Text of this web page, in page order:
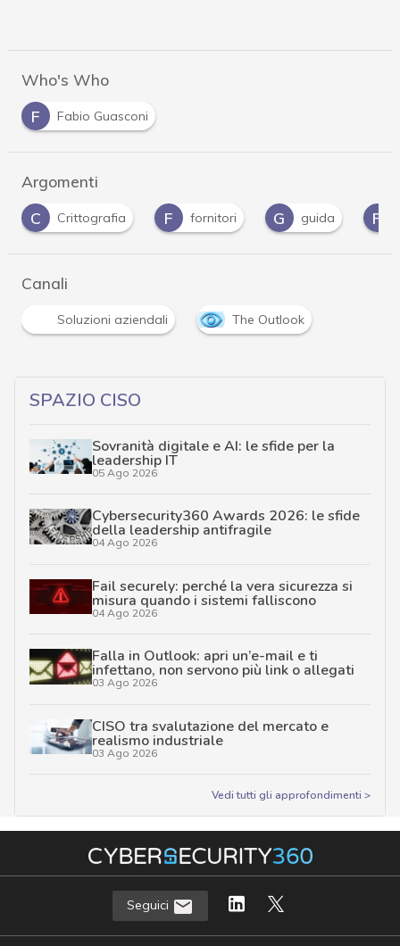
Who's Who
F
Fabio Guasconi
Argomenti
C
Crittografia F fornitori G guida P
Canali
Soluzioni aziendali The Outlook
SPAZIO CISO
Sovranità digitale e AI: le sfide per la
leadership IT
05 Ago 2026
Cybersecurity360 Awards 2026: le sfide
della leadership antifragile
04 Ago 2026
Fail securely: perché la vera sicurezza si
misura quando i sistemi falliscono
04 Ago 2026
Falla in Outlook: apri un’e-mail e ti
infettano, non servono più link o allegati
03 Ago 2026
CISO tra svalutazione del mercato e
realismo industriale
03 Ago 2026
Vedi tutti gli approfondimenti >
Seguici